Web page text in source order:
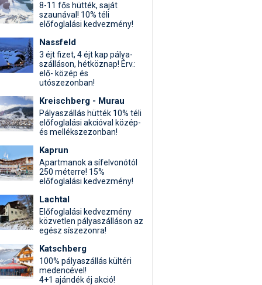
8-11 fős hütték, saját
szaunával! 10% téli
előfoglalási kedvezmény!
Nassfeld
3 éjt fizet, 4 éjt kap pálya-
szálláson, hétköznap! Érv.:
elő- közép és
utószezonban!
Kreischberg - Murau
Pályaszállás hütték 10% téli
előfoglalási akcióval közép-
és mellékszezonban!
Kaprun
Apartmanok a sífelvonótól
250 méterre! 15%
előfoglalási kedvezmény!
Lachtal
Előfoglalási kedvezmény
közvetlen pályaszálláson az
egész síszezonra!
Katschberg
100% pályaszállás kültéri
medencével!
4+1 ajándék éj akció!